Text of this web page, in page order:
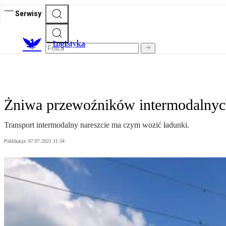
Serwisy
Logistyka
Żniwa przewoźników
Transport intermodalny nareszcie ma czym wozić ładunki.
Publikacja: 07.07.2021 11:34